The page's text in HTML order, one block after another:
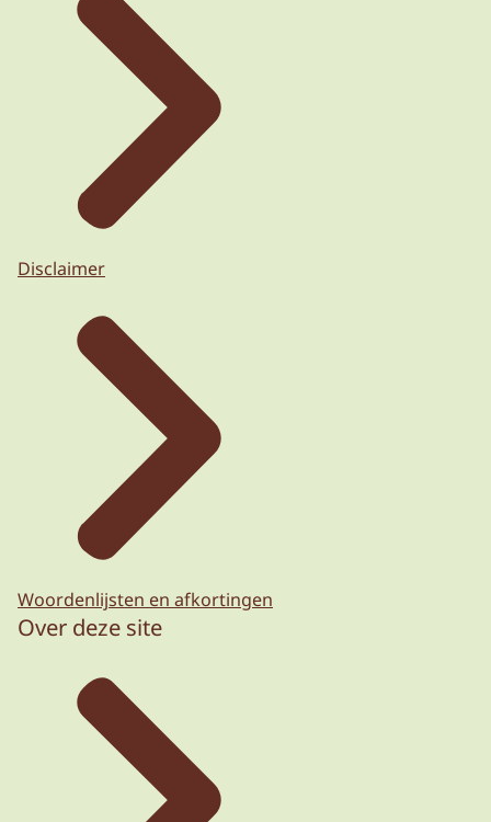
Disclaimer
Woordenlijsten en afkortingen
Over deze site